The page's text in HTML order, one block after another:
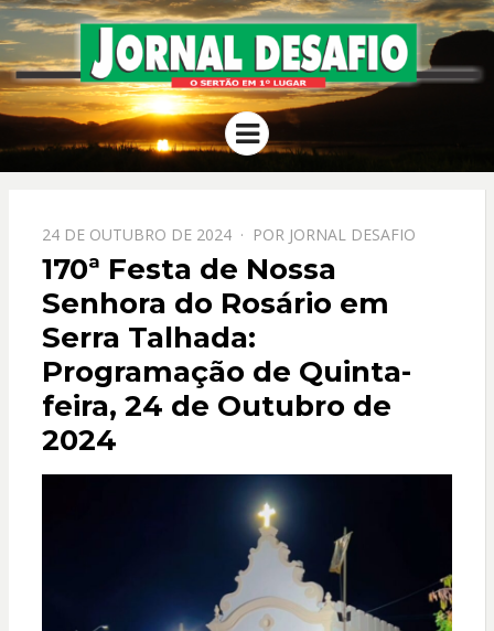
JORNAL
DESAFIO
O Sertão em 1º Lugar
Menu
PPOSTADO
EM
24 DE OUTUBRO DE 2024 POR JORNAL DESAFIO
170ª Festa de Nossa
Senhora do Rosário em
Serra Talhada:
Programação de Quinta-
feira, 24 de Outubro de
2024